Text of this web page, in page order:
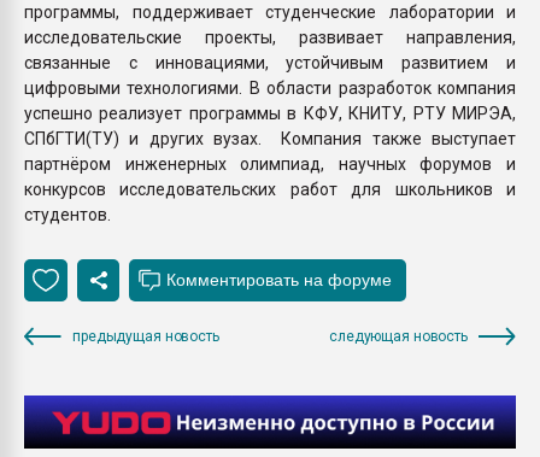
программы, поддерживает студенческие лаборатории и
исследовательские проекты, развивает направления,
связанные с инновациями, устойчивым развитием и
цифровыми технологиями. В области разработок компания
успешно реализует программы в КФУ, КНИТУ, РТУ МИРЭА,
СПбГТИ(ТУ) и других вузах. Компания также выступает
партнёром инженерных олимпиад, научных форумов и
конкурсов исследовательских работ для школьников и
студентов.
предыдущая новость следующая новость